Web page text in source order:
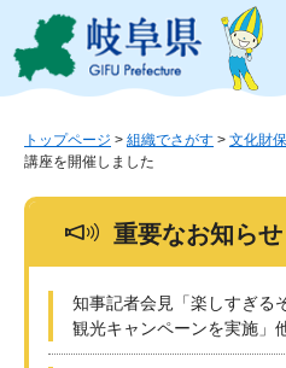
ジ
ュ
このページ
トップページ > 組織でさがす > 文化財
講座を開催しました
重要なお知らせ
知事記者会見「楽しすぎる
観光キャンペーンを実施」